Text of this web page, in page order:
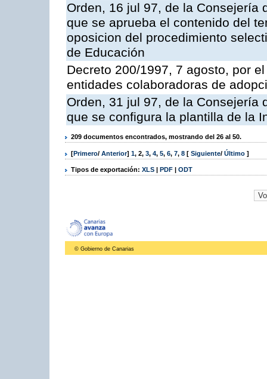
Orden, 16 jul 97, de la Consejería
que se aprueba el contenido del
oposicion del procedimiento
de Educación
Decreto 200/1997, 7 agosto, por
entidades colaboradoras de
Orden, 31 jul 97, de la Consejería
que se configura la plantilla de la
209 documentos encontrados, mostrando del 26 al 50.
[Primero/ Anterior] 1, 2, 3, 4, 5, 6, 7, 8 [ Siguiente/ Último ]
Tipos de exportación: XLS | PDF | ODT
© Gobierno de Canarias